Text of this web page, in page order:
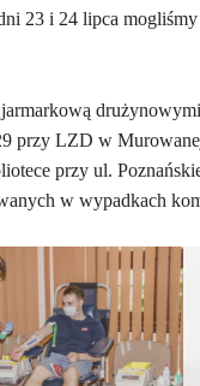
23 i 24 lipca
przy LZD w
przy ul.
w wypadkach